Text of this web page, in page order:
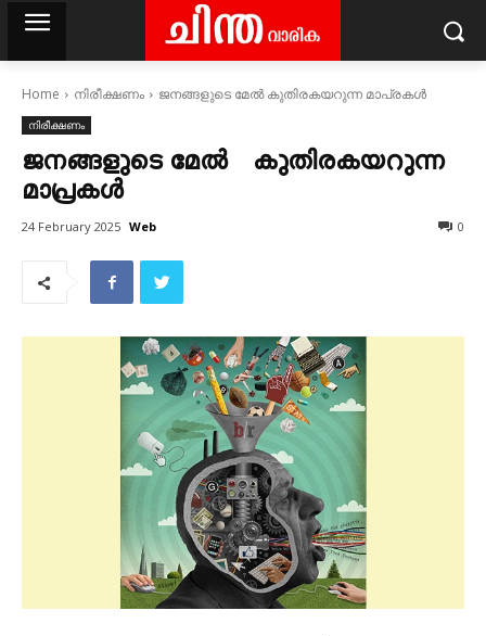
Home നിരീക്ഷണം ജനങ്ങളുടെ മേൽ കുതിരകയറുന്ന മാപ്രകൾ
നിരീക്ഷണം
ജനങ്ങളുടെ മേൽ കുതിരകയറുന്ന
മാപ്രകൾ
24 February 2025 Web 0